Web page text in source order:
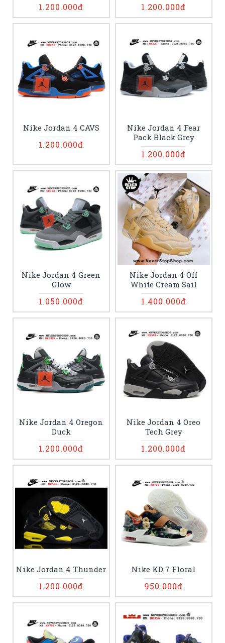
1.200.000đ 1.200.000đ
Nike Jordan 4 CAVS
1.200.000đ
Nike Jordan 4 Fear
Pack Black Grey
1.200.000đ
Nike Jordan 4 Green
Glow
1.050.000đ
Nike Jordan 4 Off
White Cream Sail
1.400.000đ
Nike Jordan 4 Oregon
Duck
1.200.000đ
Nike Jordan 4 Oreo
Tech Grey
1.200.000đ
Nike Jordan 4 Thunder
1.200.000đ
Nike KD 7 Floral
950.000đ